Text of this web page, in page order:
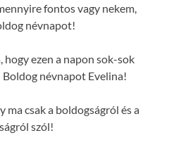
fontos vagy nekem,
névnapot!
hogy ezen a napon sok-sok
névnapot Evelina!
ma csak a boldogságról és a
szól!